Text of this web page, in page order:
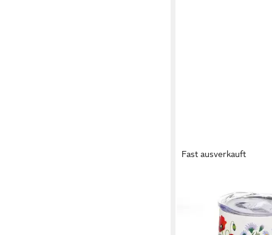
Fast ausverkauft
Thermobecher
350ml Kaffeebecher
12h/heiß